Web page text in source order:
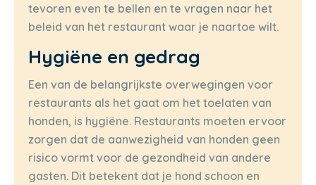
tevoren even te bellen en te vragen naar het
beleid van het restaurant waar je naartoe wilt.
Hygiëne en gedrag
Een van de belangrijkste overwegingen voor
restaurants als het gaat om het toelaten van
honden, is hygiëne. Restaurants moeten ervoor
zorgen dat de aanwezigheid van honden geen
risico vormt voor de gezondheid van andere
gasten. Dit betekent dat je hond schoon en